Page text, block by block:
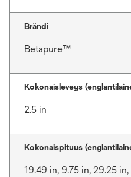
Brändi
Betapure™
Kokonaisleveys
2.5 in
Kokonaispituus
19.49 in, 9.75 in, 29.25